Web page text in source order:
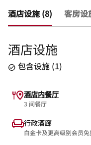
酒店设施 (8) 客房设
酒店设施
包含设施 (1)
酒店内餐厅
3 间餐厅
行政酒廊
白金卡及更高级别会员免